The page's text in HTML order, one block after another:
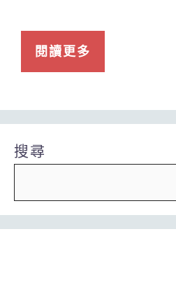
閱讀更多
搜尋